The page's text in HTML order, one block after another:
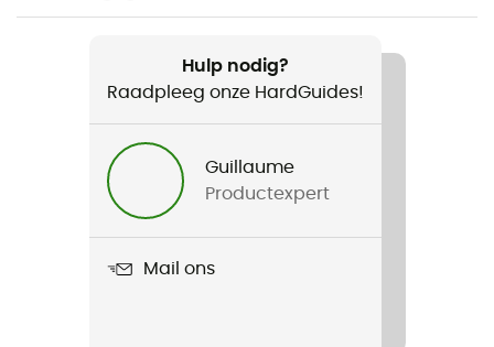
Fiets / Cyclotourisme
Core Endurance Shorts
Thermische bescherming
Hulp nodig?
Raadpleeg onze HardGuides!
Guillaume
Productexpert
Mail ons